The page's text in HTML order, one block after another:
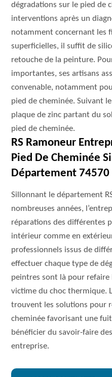
dégradations sur le pied de
interventions après un
notamment concernant les
superficielles, il suffit de
retouche de la peinture.
importantes, ses artisans
convenable, notamment
pied de cheminée. Suivant
plaque de zinc partant du
pied de cheminée.
RS Ramoneur
Pied De Cheminée
Département 74570
Sillonnant le département
nombreuses années,
réparations des différentes
intérieur comme en
professionnels issus de
effectuer chaque type de
peintres sont là pour refaire
victime du choc thermique.
trouvent les solutions pour
cheminée favorisant une
bénéficier du savoir-faire
entreprise.